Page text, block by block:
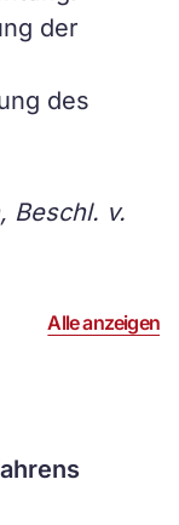
der
des
Beschl. v.
Alle anzeigen